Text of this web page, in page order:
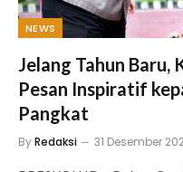
NEWS
Jelang Tahun Baru,
Pesan Inspiratif
Pangkat
ByRedaksi 31 Desember